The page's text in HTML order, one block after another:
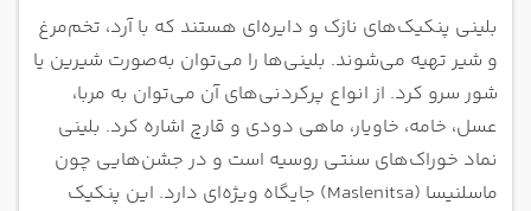
بلینی پنکیک‌های نازک و دایره‌ای هستند که با آرد، تخم‌مرغ
و شیر تهیه می‌شوند. بلینی‌ها را می‌توان به‌صورت شیرین یا
شور سرو کرد. از انواع پرکردنی‌های آن می‌توان به مربا،
عسل، خامه، خاویار، ماهی دودی و قارچ اشاره کرد. بلینی
نماد خوراک‌های سنتی روسیه است و در جشن‌هایی چون
ماسلنیسا (Maslenitsa) جایگاه ویژه‌ای دارد. این پنکیک